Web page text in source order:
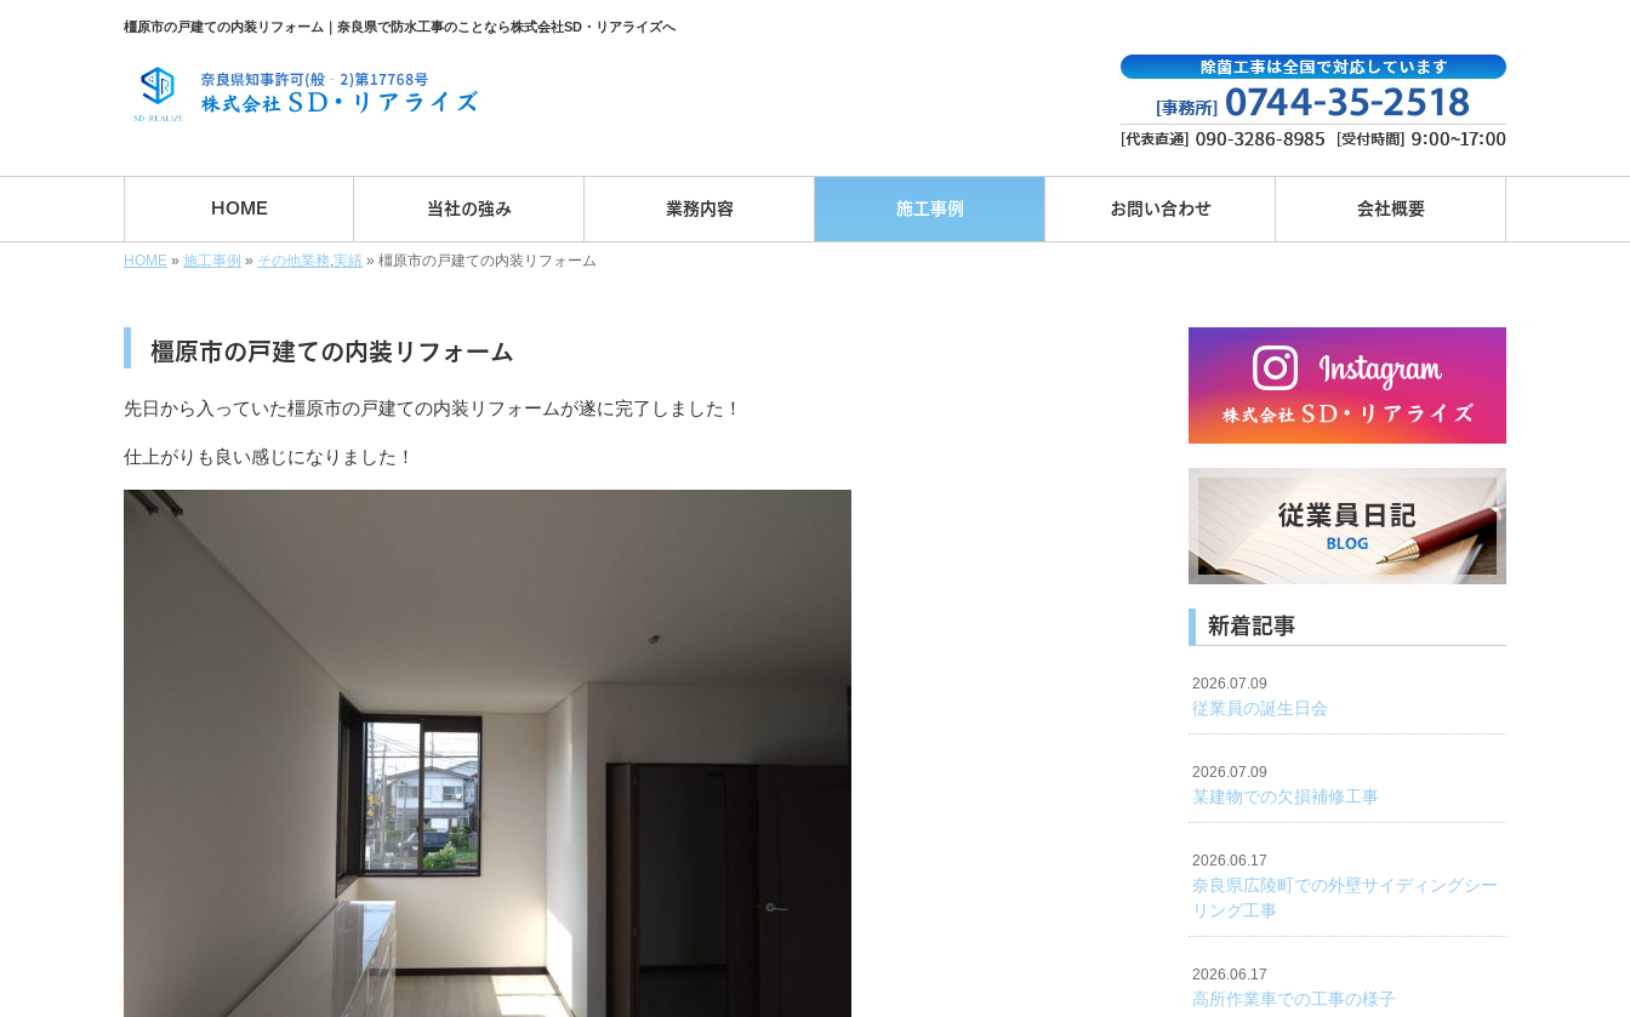
橿原市の戸建ての内装リフォーム｜奈良県で防水工事のことなら株式会社SD・リアライズへ
HOME 当社の強み 業務内容 施工事例 お問い合わせ 会社概要
HOME » 施工事例 » その他業務,実績 » 橿原市の戸建ての内装リフォーム
橿原市の戸建ての内装リフォーム
先日から入っていた橿原市の戸建ての内装リフォームが遂に完了しました！
仕上がりも良い感じになりました！
新着記事
2026.07.09
従業員の誕生日会
2026.07.09
某建物での欠損補修工事
2026.06.17
奈良県広陵町での外壁サイディングシー
リング工事
2026.06.17
高所作業車での工事の様子